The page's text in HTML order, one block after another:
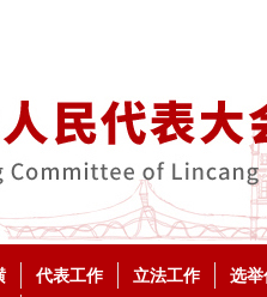
代表工作 立法工作
选举